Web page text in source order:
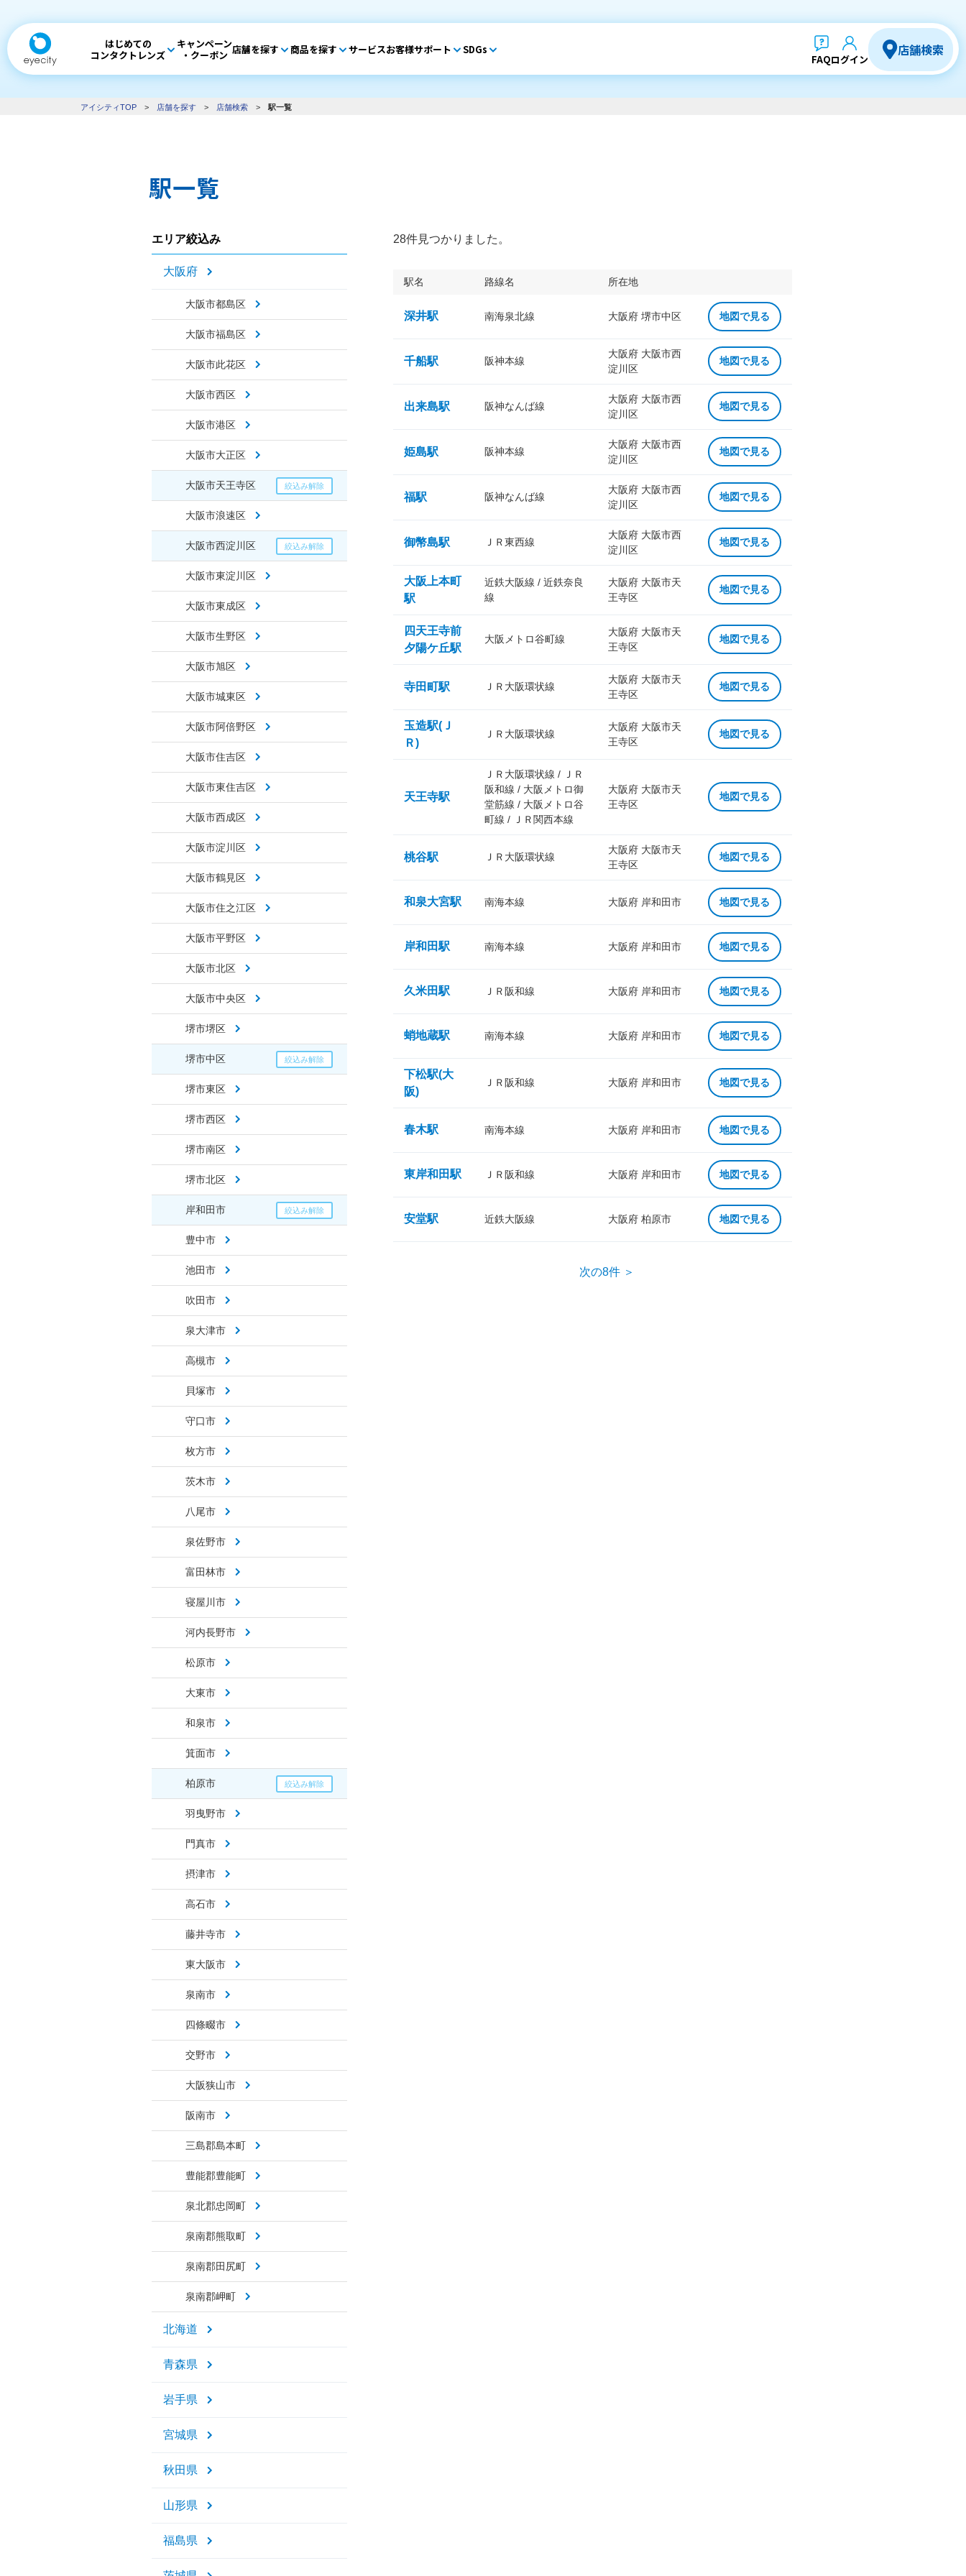
はじめての
コンタクトレンズ
キャンペーン
・クーポン 店舗を探す 商品を探す サービスお客様サポート SDGs
FAQログイン
店舗検索
アイシティTOP > 店舗を探す > 店舗検索 > 駅一覧
駅一覧
エリア絞込み
大阪府
大阪市都島区
大阪市福島区
大阪市此花区
大阪市西区
大阪市港区
大阪市大正区
大阪市天王寺区
大阪市浪速区
大阪市西淀川区
大阪市東淀川区
大阪市東成区
大阪市生野区
大阪市旭区
大阪市城東区
大阪市阿倍野区
大阪市住吉区
大阪市東住吉区
大阪市西成区
大阪市淀川区
大阪市鶴見区
大阪市住之江区
大阪市平野区
大阪市北区
大阪市中央区
堺市堺区
堺市中区
堺市東区
堺市西区
堺市南区
堺市北区
岸和田市
豊中市
池田市
吹田市
泉大津市
高槻市
貝塚市
守口市
枚方市
茨木市
八尾市
泉佐野市
富田林市
寝屋川市
河内長野市
松原市
大東市
和泉市
箕面市
柏原市
羽曳野市
門真市
摂津市
高石市
藤井寺市
東大阪市
泉南市
四條畷市
交野市
大阪狭山市
阪南市
三島郡島本町
豊能郡豊能町
泉北郡忠岡町
泉南郡熊取町
泉南郡田尻町
泉南郡岬町
北海道
青森県
岩手県
宮城県
秋田県
山形県
福島県
28件見つかりました。
駅名 路線名 所在地
深井駅 南海泉北線 大阪府 堺市中区 地図で見る
千船駅 阪神本線
大阪府 大阪市西
淀川区
地図で見る
出来島駅 阪神なんば線
大阪府 大阪市西
淀川区
地図で見る
姫島駅 阪神本線
大阪府 大阪市西
淀川区
地図で見る
福駅 阪神なんば線
大阪府 大阪市西
淀川区
地図で見る
御幣島駅 ＪＲ東西線
大阪府 大阪市西
淀川区
地図で見る
大阪上本町
駅
近鉄大阪線 / 近鉄奈良
線
大阪府 大阪市天
王寺区
地図で見る
四天王寺前
夕陽ケ丘駅
大阪メトロ谷町線
大阪府 大阪市天
王寺区
地図で見る
寺田町駅 ＪＲ大阪環状線
大阪府 大阪市天
王寺区
地図で見る
玉造駅(Ｊ
Ｒ)
ＪＲ大阪環状線
大阪府 大阪市天
王寺区
地図で見る
天王寺駅
ＪＲ大阪環状線 / ＪＲ
阪和線 / 大阪メトロ御
堂筋線 / 大阪メトロ谷
町線 / ＪＲ関西本線
大阪府 大阪市天
王寺区
地図で見る
桃谷駅 ＪＲ大阪環状線
大阪府 大阪市天
王寺区
地図で見る
和泉大宮駅 南海本線 大阪府 岸和田市 地図で見る
岸和田駅 南海本線 大阪府 岸和田市 地図で見る
久米田駅 ＪＲ阪和線 大阪府 岸和田市 地図で見る
蛸地蔵駅 南海本線 大阪府 岸和田市 地図で見る
下松駅(大
阪)
ＪＲ阪和線 大阪府 岸和田市 地図で見る
春木駅 南海本線 大阪府 岸和田市 地図で見る
東岸和田駅 ＪＲ阪和線 大阪府 岸和田市 地図で見る
安堂駅 近鉄大阪線 大阪府 柏原市 地図で見る
次の8件 ＞